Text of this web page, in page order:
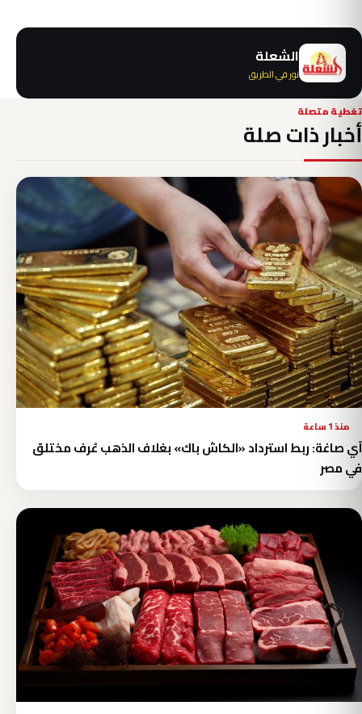
الشعلة
نور في الطريق
تغطية متصلة
أخبار ذات صلة
منذ 1 ساعة
آي صاغة: ربط استرداد «الكاش باك» بغلاف الذهب عُرف مختلق
في مصر